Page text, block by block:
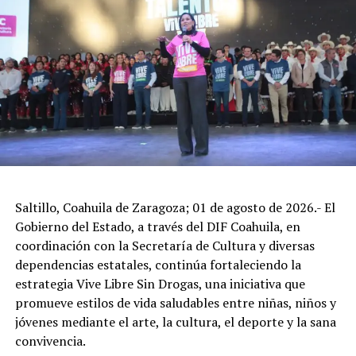
Este programa tiene como objetivo mejorar las
condiciones sociales de vida en localidades con alta y
muy alta marginación, a través de la autogestión de los
organizada y constante de sus integrantes,
promoviendo comunidades más fuertes, solidarias y
autosuficientes.
Para la correcta operación del programa, se impulsa una
colaboración coordinada entre diversos actores sociales,
incluyendo a los Grupos de Desarrollo, promotores
comunitarios, autoridades locales, municipales,
Saltillo, Coahuila de Zaragoza; 01 de agosto de 2026.- El
Gobierno del Estado, a través del DIF Coahuila, en
coordinación con la Secretaría de Cultura y diversas
dependencias estatales, continúa fortaleciendo la
estrategia Vive Libre Sin Drogas, una iniciativa que
promueve estilos de vida saludables entre niñas, niños y
jóvenes mediante el arte, la cultura, el deporte y la sana
convivencia.